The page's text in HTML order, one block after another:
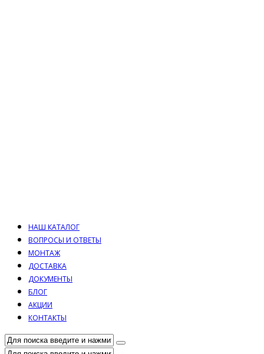
НАШ КАТАЛОГ
ВОПРОСЫ И ОТВЕТЫ
МОНТАЖ
ДОСТАВКА
ДОКУМЕНТЫ
БЛОГ
АКЦИИ
КОНТАКТЫ